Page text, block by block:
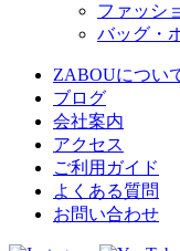
ファッシ
バッグ・
ZABOUについ
ブログ
会社案内
アクセス
ご利用ガイド
よくある質問
お問い合わせ